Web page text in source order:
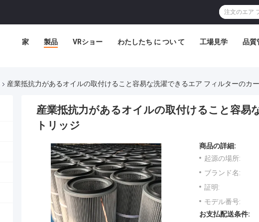
家 製品 VRショー わたしたち に つい て 工場見学 品質
産業抵抗力があるオイルの取付けること容易な洗濯できるエア フィルターのカ
産業抵抗力があるオイルの取付けること容易
トリッジ
商品の詳細:
起源の場所:
ブランド名:
証明:
モデル番号:
お支払配送条件: